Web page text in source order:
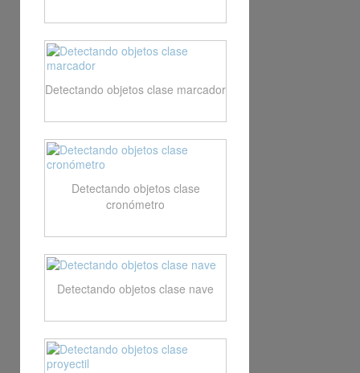
Detectando objetos clase marcador
Detectando objetos clase
cronómetro
Detectando objetos clase nave